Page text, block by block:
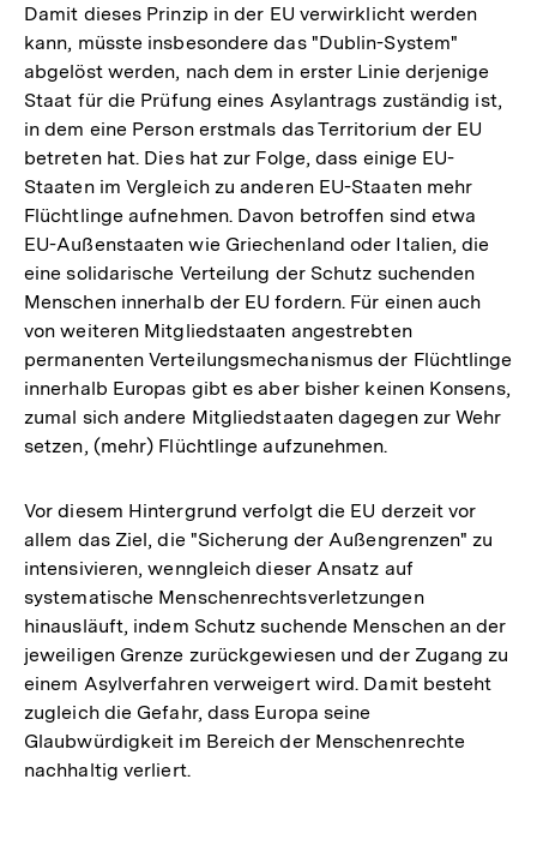
Damit dieses Prinzip in der EU verwirklicht werden
kann, müsste insbesondere das "Dublin-System"
abgelöst werden, nach dem in erster Linie derjenige
Staat für die Prüfung eines Asylantrags zuständig ist,
in dem eine Person erstmals das Territorium der EU
betreten hat. Dies hat zur Folge, dass einige EU-
Staaten im Vergleich zu anderen EU-Staaten mehr
Flüchtlinge aufnehmen. Davon betroffen sind etwa
EU-Außenstaaten wie Griechenland oder Italien, die
eine solidarische Verteilung der Schutz suchenden
Menschen innerhalb der EU fordern. Für einen auch
von weiteren Mitgliedstaaten angestrebten
permanenten Verteilungsmechanismus der Flüchtlinge
innerhalb Europas gibt es aber bisher keinen Konsens,
zumal sich andere Mitgliedstaaten dagegen zur Wehr
setzen, (mehr) Flüchtlinge aufzunehmen.
Vor diesem Hintergrund verfolgt die EU derzeit vor
allem das Ziel, die "Sicherung der Außengrenzen" zu
intensivieren, wenngleich dieser Ansatz auf
systematische Menschenrechtsverletzungen
hinausläuft, indem Schutz suchende Menschen an der
jeweiligen Grenze zurückgewiesen und der Zugang zu
einem Asylverfahren verweigert wird. Damit besteht
zugleich die Gefahr, dass Europa seine
Glaubwürdigkeit im Bereich der Menschenrechte
nachhaltig verliert.